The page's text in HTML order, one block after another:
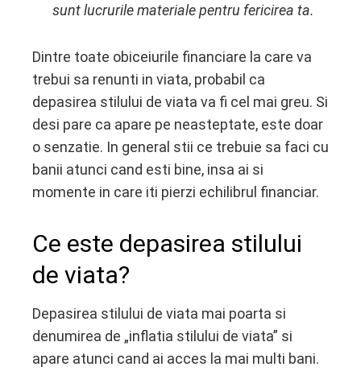
sunt lucrurile materiale pentru fericirea ta.
Dintre toate obiceiurile financiare la care va
trebui sa renunti in viata, probabil ca
depasirea stilului de viata va fi cel mai greu. Si
desi pare ca apare pe neasteptate, este doar
o senzatie. In general stii ce trebuie sa faci cu
banii atunci cand esti bine, insa ai si
momente in care iti pierzi echilibrul financiar.
Ce este depasirea stilului
de viata?
Depasirea stilului de viata mai poarta si
denumirea de „inflatia stilului de viata” si
apare atunci cand ai acces la mai multi bani.